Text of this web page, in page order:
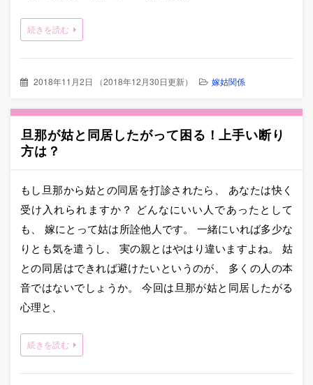
続きを読む
2018年11月2日 （2018年12月30日更新） 嫁姑関係
旦那が姑と同居したがって困る！上手い断り
方は？
もし旦那から姑との同居を打診されたら、 あなたは快く
受け入れられますか？ どんなにいい人であったとして
も、 嫁にとって姑は所詮他人です。 一緒にいれば多少な
りとも気を遣うし、 実の親とはやはり違いますよね。 姑
との同居はできれば避けたいというのが、 多くの人の本
音ではないでしょうか。 今回は旦那が姑と同居したがる
心理と、
続きを読む